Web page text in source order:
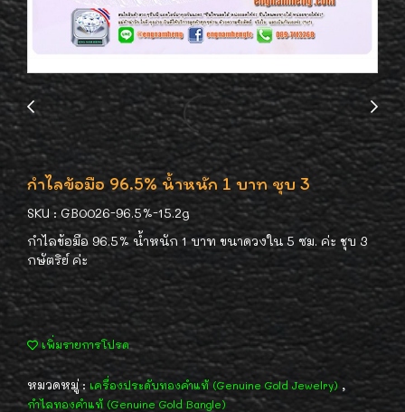
กำไลข้อมือ 96.5% น้ำหนัก 1 บาท ชุบ 3
SKU : GB0026-96.5%-15.2g
กำไลข้อมือ 96.5% น้ำหนัก 1 บาท ขนาดวงใน 5 ซม. ค่ะ ชุบ 3
กษัตริย์ ค่ะ
เพิ่มรายการโปรด
หมวดหมู่ : เครื่องประดับทองคำแท้ (Genuine Gold Jewelry) ,
กำไลทองคำแท้ (Genuine Gold Bangle)